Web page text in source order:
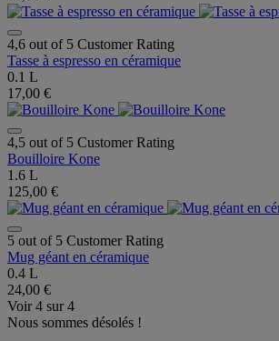
4,6 out of 5 Customer Rating
Tasse à espresso en céramique
0.1 L
17,00 €
4,5 out of 5 Customer Rating
Bouilloire Kone
1.6 L
125,00 €
5 out of 5 Customer Rating
Mug géant en céramique
0.4 L
24,00 €
Voir4 sur4
Nous sommes désolés !